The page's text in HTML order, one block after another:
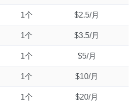
1个 $2.5/月
1个 $3.5/月
1个 $5/月
1个 $10/月
1个 $20/月